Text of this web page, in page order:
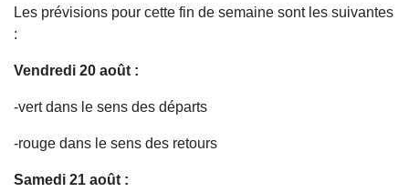
Les prévisions pour cette fin de semaine sont les suivantes
:
Vendredi 20 août :
-vert dans le sens des départs
-rouge dans le sens des retours
Samedi 21 août :